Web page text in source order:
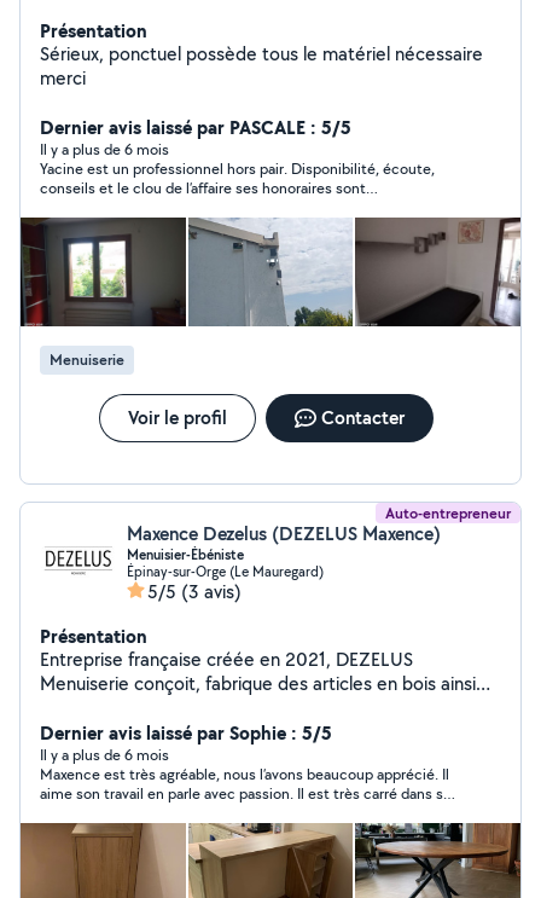
Présentation
Sérieux, ponctuel possède tous le matériel nécessaire
merci
Dernier avis laissé par PASCALE : 5/5
Il y a plus de 6 mois
Yacine est un professionnel hors pair. Disponibilité, écoute,
conseils et le clou de l’affaire ses honoraires sont
communauté Merci Yacine.
Menuiserie
Voir le profil Contacter
Auto-entrepreneur
Maxence Dezelus (DEZELUS Maxence)
Menuisier-Ébéniste
Épinay-sur-Orge (Le Mauregard)
5/5 (3 avis)
Présentation
Entreprise française créée en 2021, DEZELUS
Menuiserie conçoit, fabrique des articles en bois ainsi
professionnels.
Dernier avis laissé par Sophie : 5/5
Il y a plus de 6 mois
Maxence est très agréable, nous l’avons beaucoup apprécié. Il
aime son travail en parle avec passion. Il est très carré dans son
vrai professionnel que nous recommandons vivement sans
aucune réserve. Nous referons appel à lui sans doute un peu